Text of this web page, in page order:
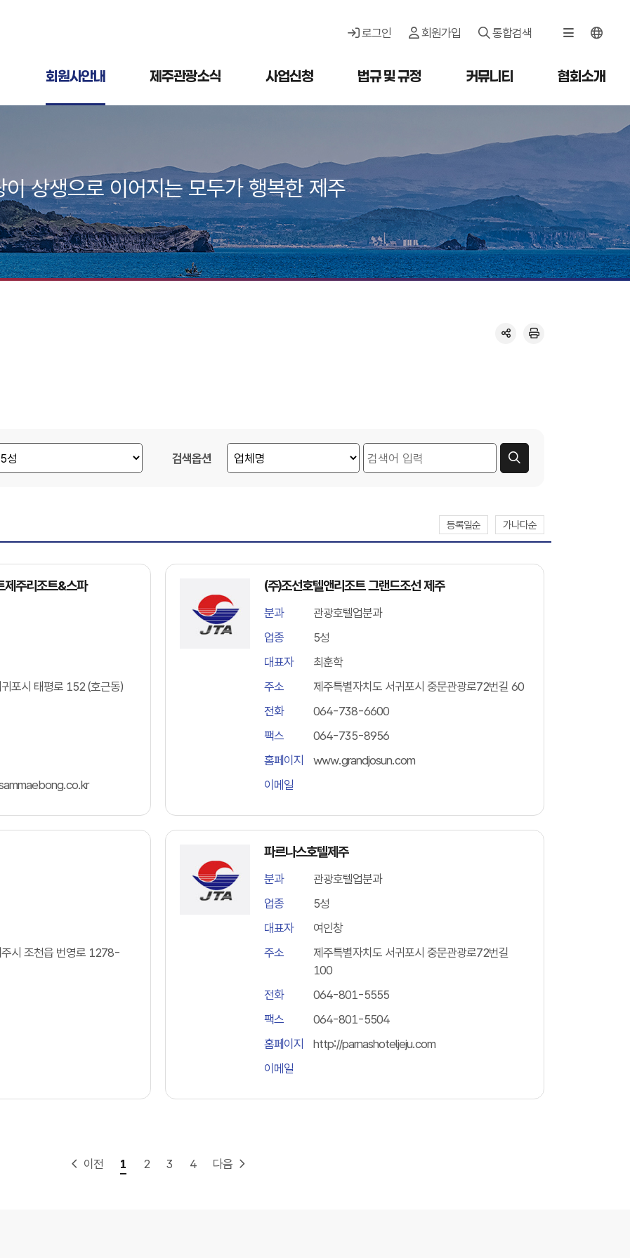
로그인 회원가입 통합검색
회원사안내 제주관광소식 사업신청 법규 및 규정 커뮤니티 협회소개
이 상생으로 이어지는 모두가 행복한 제주
검색옵션
등록일순 가나다순
주리조트&스파
포시 태평로 152 (호근동)
(주)조선호텔앤리조트 그랜드조선 제주
분과
관광호텔업분과
업종
5성
대표자
최훈학
주소
제주특별자치도 서귀포시 중문관광로72번길 60
전화
064-738-6600
팩스
064-735-8956
홈페이지
www.grandjosun.com
이메일
시 조천읍 번영로 1278-
파르나스호텔제주
분과
관광호텔업분과
업종
5성
대표자
여인창
주소
제주특별자치도 서귀포시 중문관광로72번길
100
전화
064-801-5555
팩스
064-801-5504
홈페이지
http://parnashoteljeju.com
이메일
이전 1 2 3 4 다음